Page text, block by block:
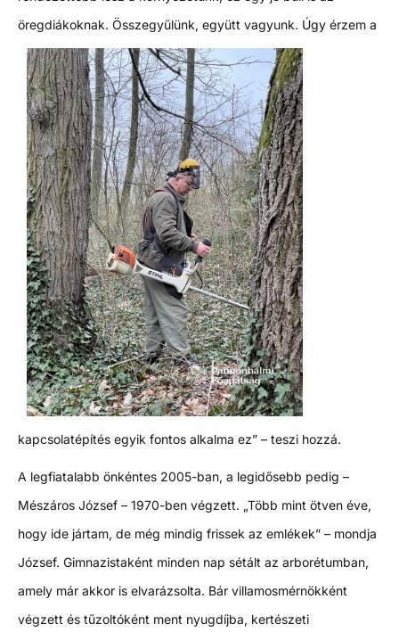
öregdiákoknak. Összegyűlünk, együtt vagyunk. Úgy érzem a
kapcsolatépítés egyik fontos alkalma ez” – teszi hozzá.
A legfiatalabb önkéntes 2005-ban, a legidősebb pedig –
Mészáros József – 1970-ben végzett. „Több mint ötven éve,
hogy ide jártam, de még mindig frissek az emlékek” – mondja
József. Gimnazistaként minden nap sétált az arborétumban,
amely már akkor is elvarázsolta. Bár villamosmérnökként
végzett és tűzoltóként ment nyugdíjba, kertészeti